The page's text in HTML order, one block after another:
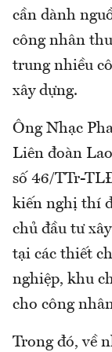
cần dành
công nhân
trung nhiều
xây dựng.
Ông Nhạc
Liên đoàn
số 46/TTr-
kiến nghị thí
chủ đầu tư
tại các thiết
nghiệp, khu
cho công
Trong đó, về